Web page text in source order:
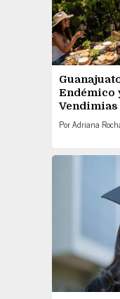
Endémico
PorAdriana